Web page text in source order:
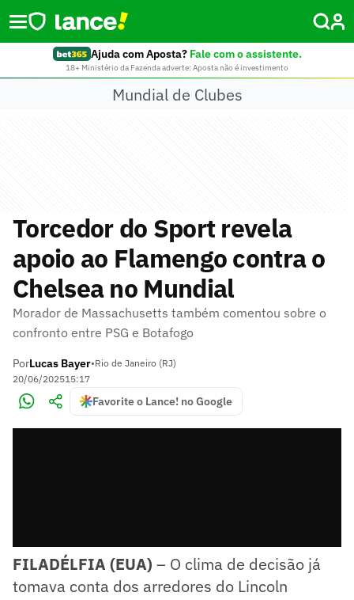
Ajuda com Aposta? Fale com o assistente.
18+ Ministério da Fazenda adverte: Aposta não é investimento
Mundial de Clubes
Torcedor do Sport revela
apoio ao Flamengo contra o
Chelsea no Mundial
Morador de Massachusetts também comentou sobre o
confronto entre PSG e Botafogo
PorLucas Bayer•Rio de Janeiro (RJ)
20/06/202515:17
Favorite o Lance! no Google
FILADÉLFIA (EUA) – O clima de decisão já
tomava conta dos arredores do Lincoln